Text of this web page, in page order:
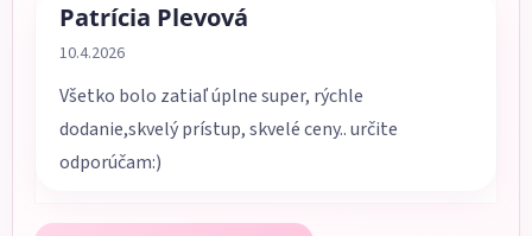
Patrícia Plevová
Hodnotenie obchodu je 5 z 5 hviezdičiek.
10.4.2026
Všetko bolo zatiaľ úplne super, rýchle
dodanie,skvelý prístup, skvelé ceny.. určite
odporúčam:)